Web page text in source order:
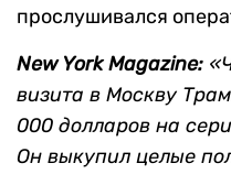
прослушивался
New York Magazine:
визита в Москву
000 долларов на
Он выкупил целые